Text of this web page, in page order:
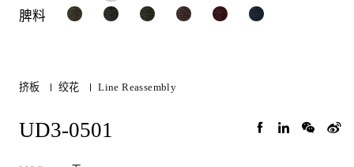
脾料
挤板 绞花 Line Reassembly
UD3-0501